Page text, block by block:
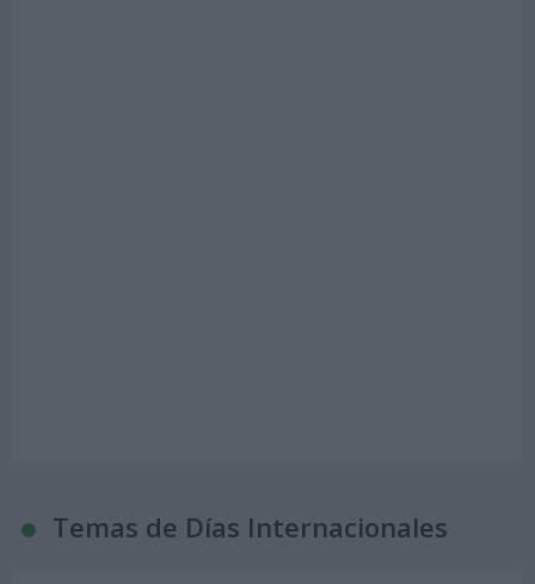
Temas de Días Internacionales